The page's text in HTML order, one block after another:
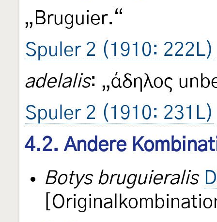
„Bruguier.“
Spuler 2 (1910: 222L)
adelalis: „άδηλος
Spuler 2 (1910: 231L)
4.2. Andere
Botys bruguieralis